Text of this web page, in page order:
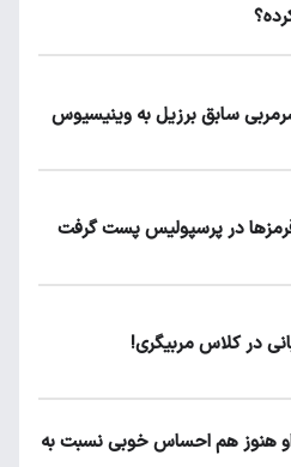
سابق برزیل به وینیسیوس
در پرسپولیس پست گرفت
در کلاس مربیگری!
او هنوز هم احساس خوبی نسبت به